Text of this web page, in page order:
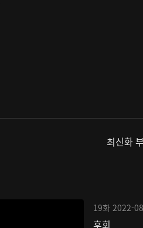
최신화
19화 2022-
후회